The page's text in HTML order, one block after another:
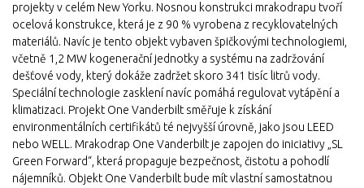
projekty v celém New Yorku. Nosnou konstrukci mrakodrapu tvoří
ocelová konstrukce, která je z 90 % vyrobena z recyklovatelných
materiálů. Navíc je tento objekt vybaven špičkovými technologiemi,
včetně 1,2 MW kogenerační jednotky a systému na zadržování
dešťové vody, který dokáže zadržet skoro 341 tisíc litrů vody.
Speciální technologie zasklení navíc pomáhá regulovat vytápění a
klimatizaci. Projekt One Vanderbilt směřuje k získání
environmentálních certifikátů té nejvyšší úrovně, jako jsou LEED
nebo WELL. Mrakodrap One Vanderbilt je zapojen do iniciativy „SL
Green Forward“, která propaguje bezpečnost, čistotu a pohodlí
nájemníků. Objekt One Vanderbilt bude mít vlastní samostatnou